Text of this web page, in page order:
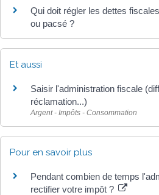
Qui doit régler les dettes
ou pacsé ?
Et aussi
Saisir l'administration fiscale
réclamation...)
Argent - Impôts - Consommation
Pour en savoir plus
Pendant combien de temps
rectifier votre impôt ?